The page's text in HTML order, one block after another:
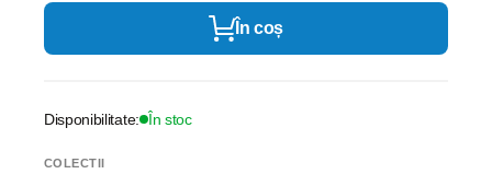
În coș
Disponibilitate: În stoc
COLECTII